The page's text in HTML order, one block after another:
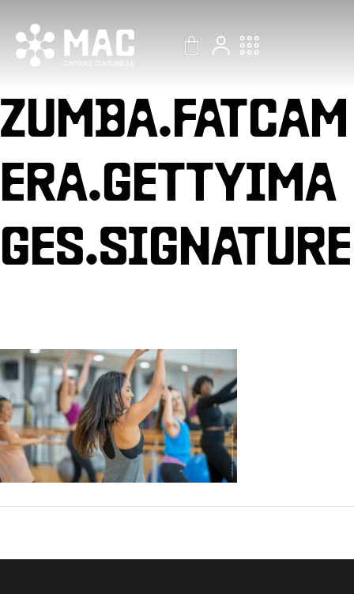
contenu
ZUMBA.FATCAM
ERA.GETTYIMA
GES.SIGNATURE